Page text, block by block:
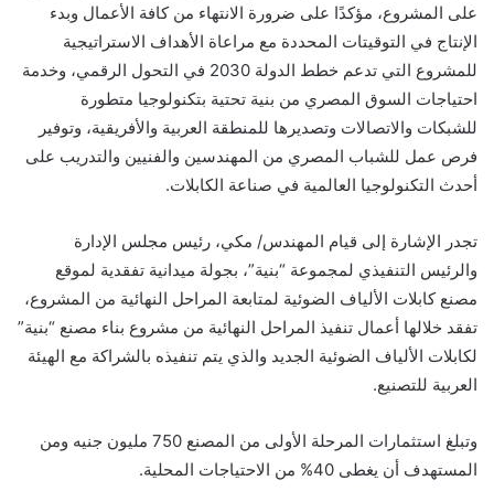
على المشروع، مؤكدًا على ضرورة الانتهاء من كافة الأعمال وبدء
الإنتاج في التوقيتات المحددة مع مراعاة الأهداف الاستراتيجية
للمشروع التي تدعم خطط الدولة 2030 في التحول الرقمي، وخدمة
احتياجات السوق المصري من بنية تحتية بتكنولوجيا متطورة
للشبكات والاتصالات وتصديرها للمنطقة العربية والأفريقية، وتوفير
فرص عمل للشباب المصري من المهندسين والفنيين والتدريب على
أحدث التكنولوجيا العالمية في صناعة الكابلات.
تجدر الإشارة إلى قيام المهندس/ مكي، رئيس مجلس الإدارة
والرئيس التنفيذي لمجموعة “بنية”، بجولة ميدانية تفقدية لموقع
مصنع كابلات الألياف الضوئية لمتابعة المراحل النهائية من المشروع،
تفقد خلالها أعمال تنفيذ المراحل النهائية من مشروع بناء مصنع “بنية”
لكابلات الألياف الضوئية الجديد والذي يتم تنفيذه بالشراكة مع الهيئة
العربية للتصنيع.
وتبلغ استثمارات المرحلة الأولى من المصنع 750 مليون جنيه ومن
المستهدف أن يغطى 40% من الاحتياجات المحلية.